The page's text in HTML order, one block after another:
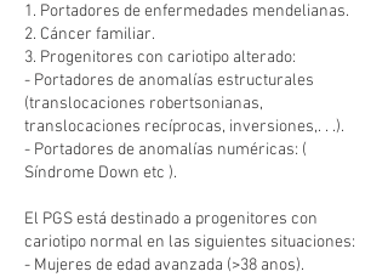
1. Portadores de enfermedades mendelianas.
2. Cáncer familiar.
3. Progenitores con cariotipo alterado:
- Portadores de anomalías estructurales
(translocaciones robertsonianas,
translocaciones recíprocas, inversiones,. . .).
- Portadores de anomalías numéricas: (
Síndrome Down etc ).
El PGS está destinado a progenitores con
cariotipo normal en las siguientes situaciones:
- Mujeres de edad avanzada (>38 anos).